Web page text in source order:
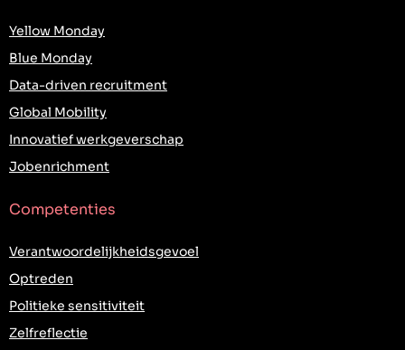
Yellow Monday
Blue Monday
Data-driven recruitment
Global Mobility
Innovatief werkgeverschap
Jobenrichment
Competenties
Verantwoordelijkheidsgevoel
Optreden
Politieke sensitiviteit
Zelfreflectie